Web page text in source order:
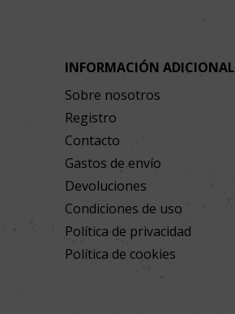
INFORMACIÓN ADICIONAL
Sobre nosotros
Registro
Contacto
Gastos de envío
Devoluciones
Condiciones de uso
Política de privacidad
Política de cookies